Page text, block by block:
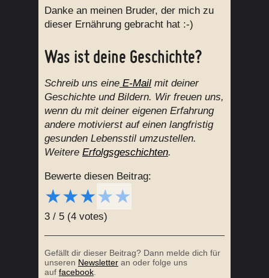
Danke an meinen Bruder, der mich zu
dieser Ernährung gebracht hat :-)
Was ist deine Geschichte?
Schreib uns eine E-Mail mit deiner
Geschichte und Bildern. Wir freuen uns,
wenn du mit deiner eigenen Erfahrung
andere motivierst auf einen langfristig
gesunden Lebensstil umzustellen.
Weitere Erfolgsgeschichten.
Bewerte diesen Beitrag:
★★★★★
3 / 5 (4 votes)
Gefällt dir dieser Beitrag? Dann melde dich für
unseren Newsletter an oder folge uns
auf facebook.